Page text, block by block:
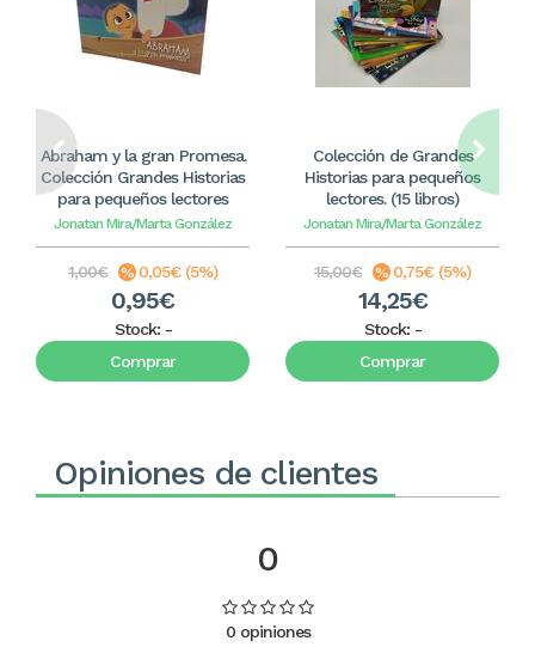
Abraham y la gran Promesa.
Colección Grandes Historias
para pequeños lectores
Jonatan Mira/Marta González
1,00€ 0,05€ (5%)
0,95€
Stock: -
Comprar
Colección de Grandes
Historias para pequeños
lectores. (15 libros)
Jonatan Mira/Marta González
15,00€ 0,75€ (5%)
14,25€
Stock: -
Comprar
Opiniones de clientes
0
0 opiniones